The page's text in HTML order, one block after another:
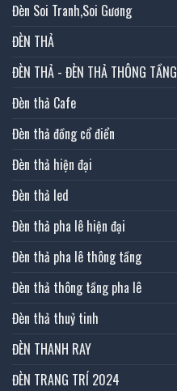
Đèn Soi Tranh,Soi Gương
ĐÈN THẢ
ĐÈN THẢ - ĐÈN THẢ THÔNG TẦNG
Đèn thả Cafe
Đèn thả đồng cổ điển
Đèn thả hiện đại
Đèn thả led
Đèn thả pha lê hiện đại
Đèn thả pha lê thông tầng
Đèn thả thông tầng pha lê
Đèn thả thuỷ tinh
ĐÈN THANH RAY
ĐÈN TRANG TRÍ 2024